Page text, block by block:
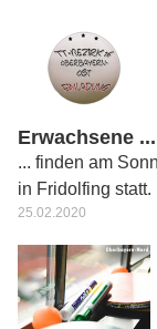
Erwachsene ...
... finden am
in Fridolfing statt.
25.02.2020